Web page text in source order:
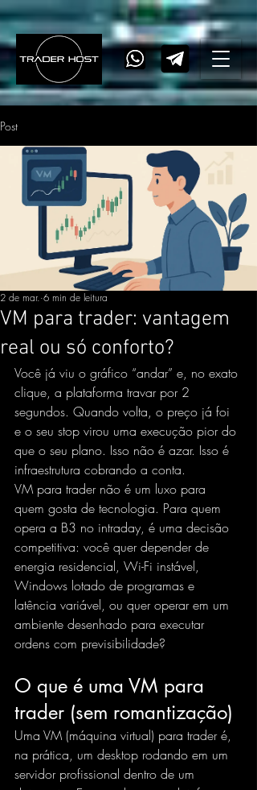
Post
VM para trader: vantagem
real ou só conforto?
2 de mar. 6 min de leitura
Você já viu o gráfico “andar” e, no exato
clique, a plataforma travar por 2
segundos. Quando volta, o preço já foi
e o seu stop virou uma execução pior do
que o seu plano. Isso não é azar. Isso é
infraestrutura cobrando a conta.
VM para trader não é um luxo para
quem gosta de tecnologia. Para quem
opera a B3 no intraday, é uma decisão
competitiva: você quer depender de
energia residencial, Wi-Fi instável,
Windows lotado de programas e
latência variável, ou quer operar em um
ambiente desenhado para executar
ordens com previsibilidade?
O que é uma VM para
trader (sem romantização)
Uma VM (máquina virtual) para trader é,
na prática, um desktop rodando em um
servidor profissional dentro de um